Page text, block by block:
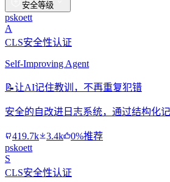
安全等级
pskoett
A
CLS安全性认证
Self-Improving Agent
📝让AI记住教训，不再重复犯错
安全的自改进日志系统，通过结构化
419.7k 3.4k
0%推荐
pskoett
S
CLS安全性认证